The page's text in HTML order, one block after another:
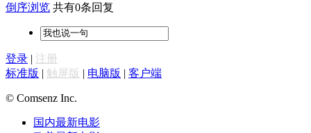
倒序浏览 共有0条回复
登录 | 注册
标准版 | 触屏版 | 电脑版 | 客户端
© Comsenz Inc.
国内最新电影